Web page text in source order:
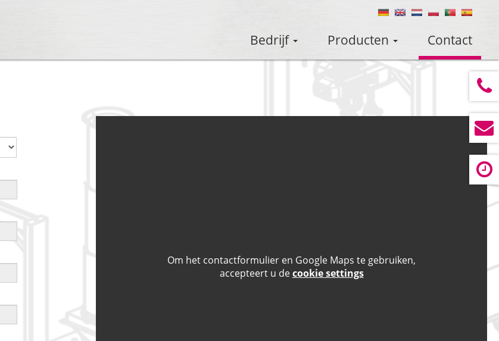
Bedrijf Producten Contact
Om het contactformulier en Google Maps te gebruiken,
accepteert u decookie settings